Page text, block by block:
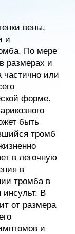
вены,
и
По мере
размерах и
частично или
форме.
быть
тромб
в легочную
в
тромба в
инсульт. В
от размера
и